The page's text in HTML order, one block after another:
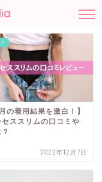
の着用結果を激白！】
セススリムの口コミや
2022年12月7日